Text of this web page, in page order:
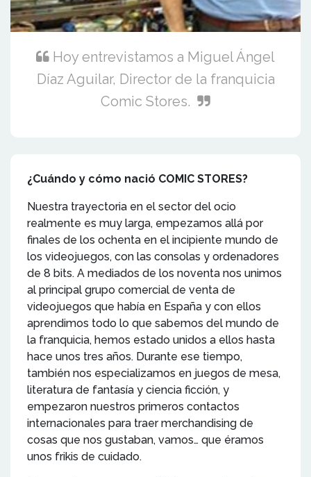
Hoy entrevistamos a Miguel Ángel
Díaz Aguilar, Director de la franquicia
Comic Stores.
¿Cuándo y cómo nació COMIC STORES?
Nuestra trayectoria en el sector del ocio
realmente es muy larga, empezamos allá por
finales de los ochenta en el incipiente mundo de
los videojuegos, con las consolas y ordenadores
de 8 bits. A mediados de los noventa nos unimos
al principal grupo comercial de venta de
videojuegos que había en España y con ellos
aprendimos todo lo que sabemos del mundo de
la franquicia, hemos estado unidos a ellos hasta
hace unos tres años. Durante ese tiempo,
también nos especializamos en juegos de mesa,
literatura de fantasía y ciencia ficción, y
empezaron nuestros primeros contactos
internacionales para traer merchandising de
cosas que nos gustaban, vamos… que éramos
unos frikis de cuidado.